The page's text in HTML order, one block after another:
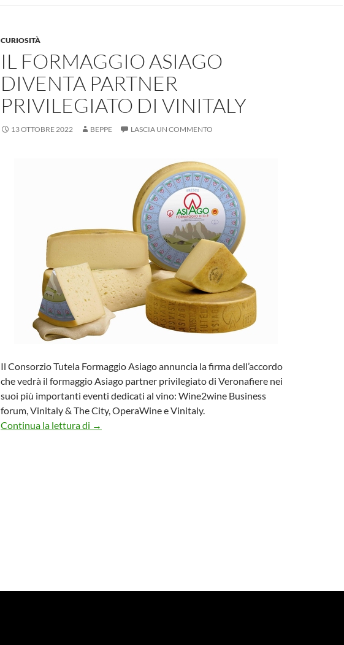
CURIOSITÀ
IL FORMAGGIO ASIAGO
DIVENTA PARTNER
PRIVILEGIATO DI VINITALY
13 OTTOBRE 2022 BEPPE LASCIA UN COMMENTO
Il Consorzio Tutela Formaggio Asiago annuncia la firma dell’accordo
che vedrà il formaggio Asiago partner privilegiato di Veronafiere nei
suoi più importanti eventi dedicati al vino: Wine2wine Business
forum, Vinitaly & The City, OperaWine e Vinitaly.
Continua la lettura di Il formaggio Asiago diventa partner privilegiato di Vinitaly
→